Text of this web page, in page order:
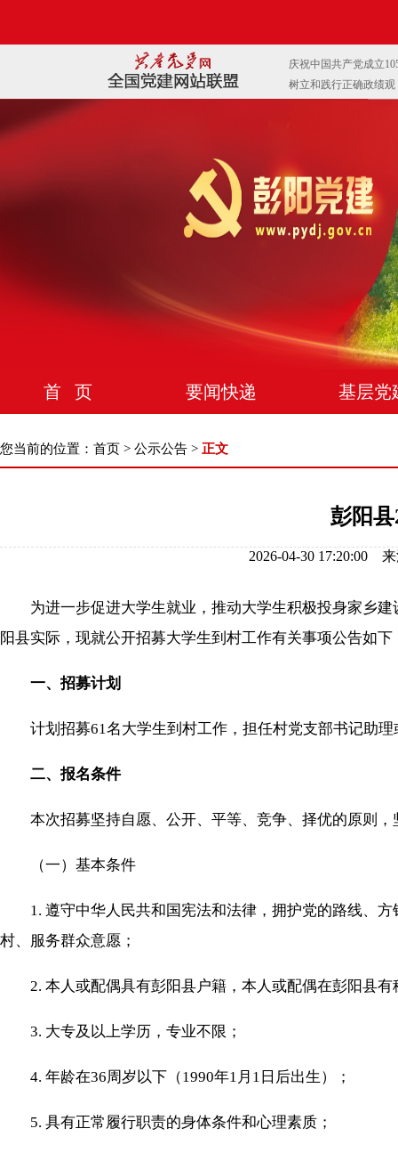
首 页 要闻快递 基层党
您当前的位置： 首页 > 公示公告 > 正文
彭阳
2026-04-30 17:20:00
为进一步促进大学生就业，推动大学生积极投身家乡建
阳县实际，现就公开招募大学生到村工作有关事项公告如下
一、招募计划
计划招募61名大学生到村工作，担任村党支部书记助理
二、报名条件
本次招募坚持自愿、公开、平等、竞争、择优的原则，
（一）基本条件
1. 遵守中华人民共和国宪法和法律，拥护党的路线、方
村、服务群众意愿；
2. 本人或配偶具有彭阳县户籍，本人或配偶在彭阳县有
3. 大专及以上学历，专业不限；
4. 年龄在36周岁以下（1990年1月1日后出生）；
5. 具有正常履行职责的身体条件和心理素质；